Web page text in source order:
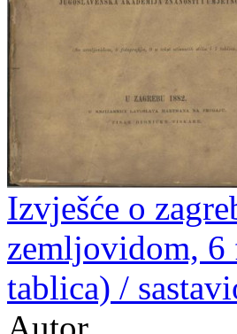
Izvješće o
zemljovidom,
tablica) /